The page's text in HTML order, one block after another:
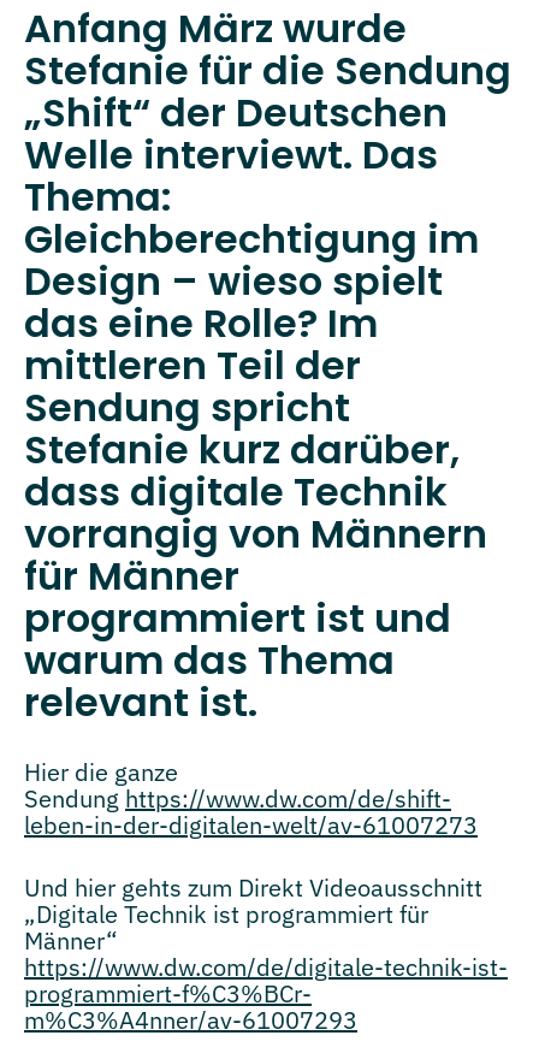
Anfang März wurde
Stefanie für die Sendung
„Shift“ der Deutschen
Welle interviewt. Das
Thema:
Gleichberechtigung im
Design – wieso spielt
das eine Rolle? Im
mittleren Teil der
Sendung spricht
Stefanie kurz darüber,
dass digitale Technik
vorrangig von Männern
für Männer
programmiert ist und
warum das Thema
relevant ist.
Hier die ganze
Sendung https://www.dw.com/de/shift-
leben-in-der-digitalen-welt/av-61007273
Und hier gehts zum Direkt Videoausschnitt
„Digitale Technik ist programmiert für
Männer“
https://www.dw.com/de/digitale-technik-ist-
programmiert-f%C3%BCr-
m%C3%A4nner/av-61007293